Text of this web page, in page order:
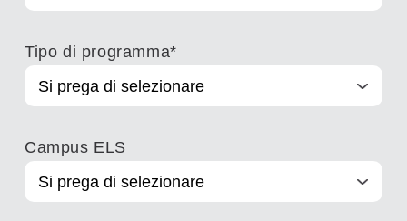
Tipo di programma*
Campus ELS